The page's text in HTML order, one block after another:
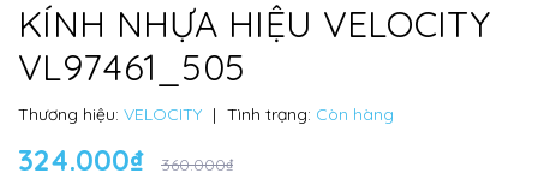
KÍNH NHỰA HIỆU VELOCITY
VL97461_505
Thương hiệu: VELOCITY | Tình trạng: Còn hàng
324.000₫ 360.000₫